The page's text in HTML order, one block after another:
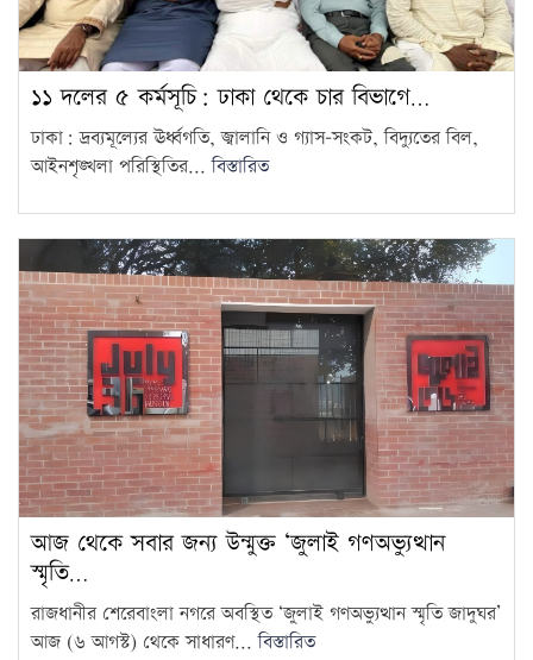
১১ দলের ৫ কর্মসূচি: ঢাকা থেকে চার বিভাগে…
ঢাকা: দ্রব্যমূল্যের ঊর্ধ্বগতি, জ্বালানি ও গ্যাস–সংকট, বিদ্যুতের বিল,
আইনশৃঙ্খলা পরিস্থিতির...বিস্তারিত
আজ থেকে সবার জন্য উন্মুক্ত ‘জুলাই গণঅভ্যুত্থান
স্মৃতি…
রাজধানীর শেরেবাংলা নগরে অবস্থিত ‘জুলাই গণঅভ্যুত্থান স্মৃতি জাদুঘর’
আজ (৬ আগস্ট) থেকে সাধারণ...বিস্তারিত